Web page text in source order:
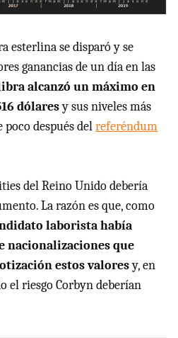
esterlina se disparó y se
ganancias de un día en las
alcanzó un máximo en
dólaresy sus niveles más
después delreferéndum
del Reino Unido debería
La razón es que, como
laborista había
que
estos valoresy, en
el riesgo Corbyn deberían